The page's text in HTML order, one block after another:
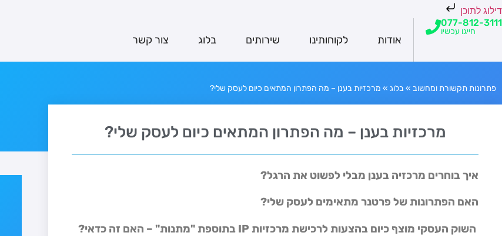
דילוג לתוכן
077-812-3111
חייגו עכשיו
אודות לקוחותינו שירותים בלוג צור קשר
פתרונות תקשורת ומחשוב »בלוג » מרכזיות בענן – מה הפתרון המתאים כיום לעסק שלי?
מרכזיות בענן – מה הפתרון המתאים כיום לעסק שלי?
איך בוחרים מרכזיה בענן מבלי לפשוט את הרגל?
האם הפתרונות של פרטנר מתאימים לעסק שלי?
השוק העסקי מוצף כיום בהצעות לרכישת מרכזיות IP בתוספת "מתנות" – האם זה כדאי?